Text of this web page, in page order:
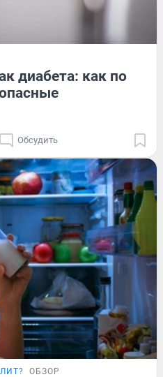
диабета: как по
Обсудить
ОБЗОР